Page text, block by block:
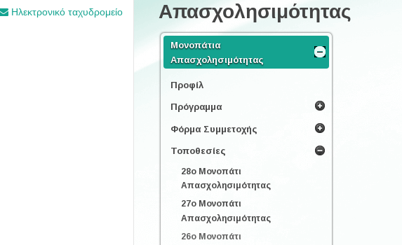
Ηλεκτρονικό ταχυδρομείο
Απασχολησιμότητας
Μονοπάτια
Απασχολησιμότητας
Προφίλ
Πρόγραμμα
Φόρμα Συμμετοχής
Τοποθεσίες
28o Μονοπάτι
Απασχολησιμότητας
27o Μονοπάτι
Απασχολησιμότητας
26o Μονοπάτι